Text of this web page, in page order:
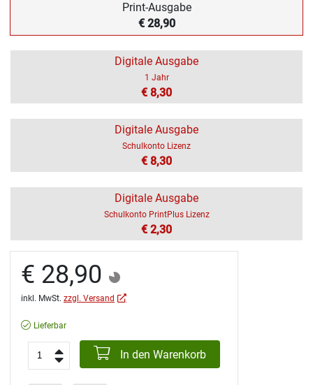
Print-Ausgabe
€ 28,90
Digitale Ausgabe
1 Jahr
€ 8,30
Digitale Ausgabe
Schulkonto Lizenz
€ 8,30
Digitale Ausgabe
Schulkonto PrintPlus Lizenz
€ 2,30
€ 28,90
inkl. MwSt. zzgl. Versand
Lieferbar
In den Warenkorb